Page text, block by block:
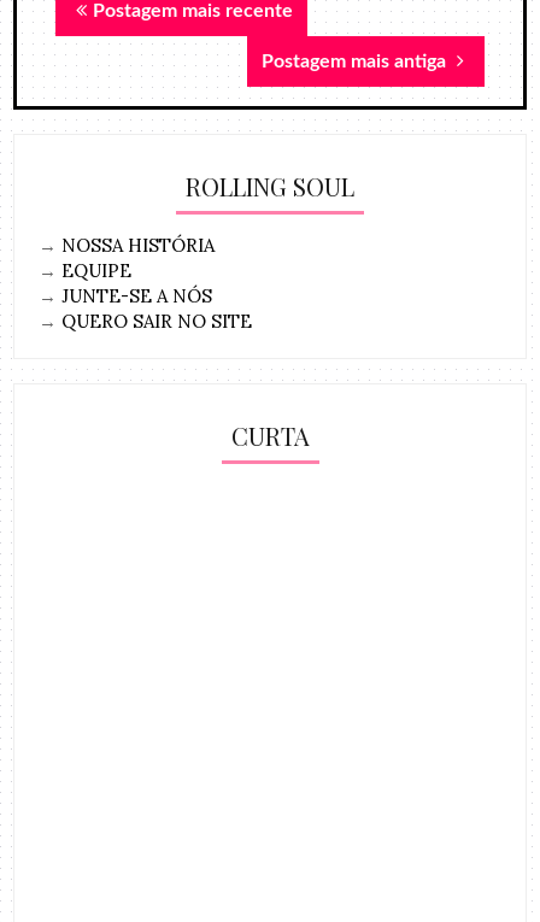
Postagem mais recente
Postagem mais antiga
ROLLING SOUL
→ NOSSA HISTÓRIA
→ EQUIPE
→JUNTE-SE A NÓS
→ QUERO SAIR NO SITE
CURTA